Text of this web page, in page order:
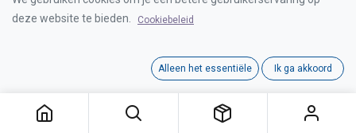
Interne referentie: C1001020
deze website te bieden.
Cookiebeleid
Alleen het essentiële Ik ga akkoord